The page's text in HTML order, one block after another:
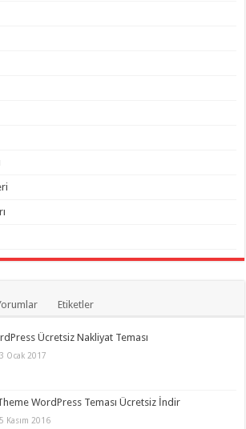
Etiketler
Ücretsiz Nakliyat Teması
Ocak 2017
WordPress Teması Ücretsiz İndir
Kasım 2016